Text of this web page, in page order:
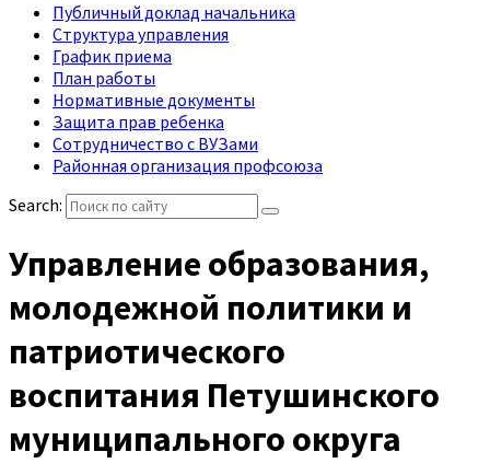
Публичный доклад начальника
Структура управления
График приема
План работы
Нормативные документы
Защита прав ребенка
Сотрудничество с ВУЗами
Районная организация профсоюза
Search:
Управление образования,
молодежной политики и
патриотического
воспитания Петушинского
муниципального округа